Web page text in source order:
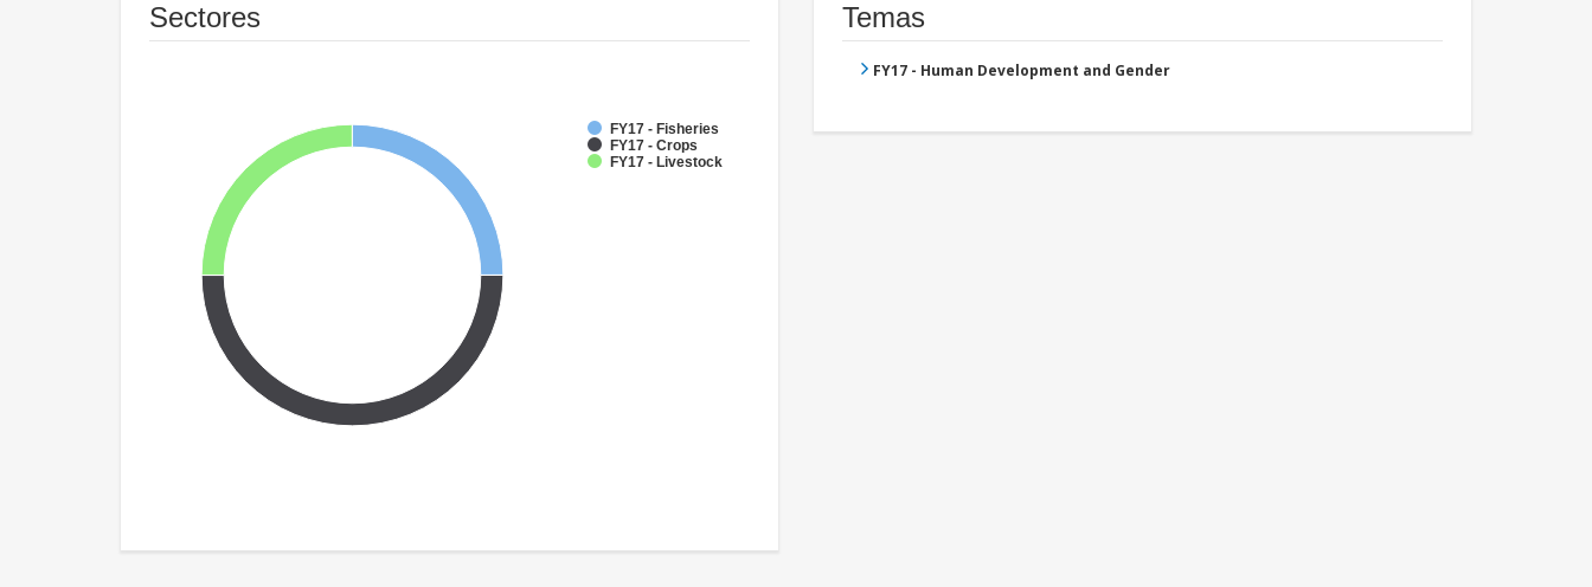
Sectores
FY17 - Fisheries
FY17 - Crops
FY17 - Livestock
Temas
FY17 - Human Development and Gender